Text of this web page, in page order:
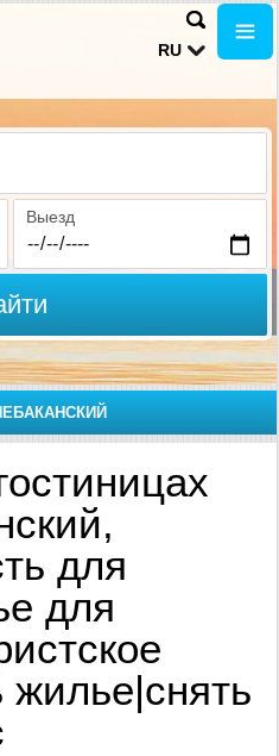
RU
Выезд
для
для
жилье|снять